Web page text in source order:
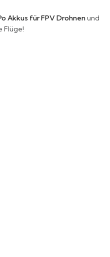
Akkus für FPV Drohnenund
Flüge!